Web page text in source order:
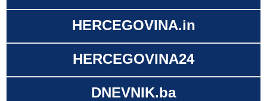
HERCEGOVINA.in
HERCEGOVINA24
DNEVNIK.ba